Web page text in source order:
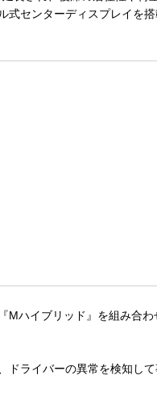
センターディスプレイを搭
ハイブリッド』を組み合
ライバーの異常を検知し